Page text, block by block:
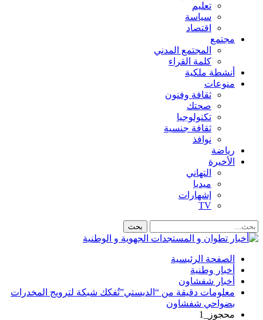
تعليم
سياسة
اقتصاد
مجتمع
المجتمع المدني
كلمة القراء
أنشطة ملكية
منوعات
ثقافة وفنون
صحتك
تكنولوجيا
ثقافة جنسية
نوافذ
رياضة
الأخيرة
التهاني
ميديا
إشهارات
TV
الصفحة الرئيسية
أخبار وطنية
أخبار شفشاون
معلومات دقيقة من “الديستي”تُفكك شبكة لترويج المخدرات
بضواحي شفشاون
محجوز_1